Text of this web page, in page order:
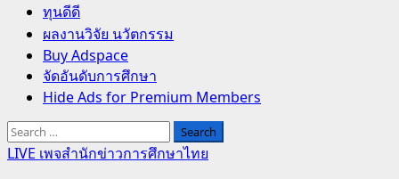
ทุนดีดี
ผลงานวิจัย นวัตกรรม
Buy Adspace
จัดอันดับการศึกษา
Hide Ads for Premium Members
Search
for:
LIVE เพจสำนักข่าวการศึกษาไทย